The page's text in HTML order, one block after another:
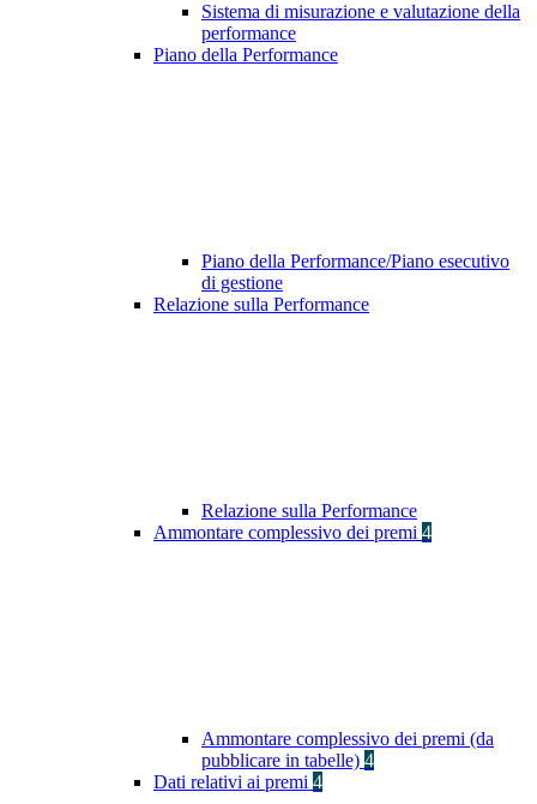
Sistema di misurazione e valutazione della
performance
Piano della Performance
Piano della Performance/Piano esecutivo
di gestione
Relazione sulla Performance
Relazione sulla Performance
Ammontare complessivo dei premi 4
Ammontare complessivo dei premi (da
pubblicare in tabelle) 4
Dati relativi ai premi 4